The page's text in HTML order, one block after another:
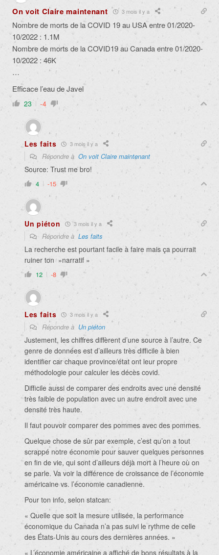
On voit Claire maintenant 3 mois il y a
Nombre de morts de la COVID 19 au USA entre 01/2020-
10/2022 : 1.1M
Nombre de morts de la COVID19 au Canada entre 01/2020-
10/2022 : 46K
…
Efficace l’eau de Javel
23 -4
Les faits 3 mois il y a
Répondre à On voit Claire maintenant
Source: Trust me bro!
4 -15
Un piéton 3 mois il y a
Répondre à Les faits
La recherche est pourtant facile à faire mais ça pourrait
ruiner ton »narratif »
12 -8
Les faits 3 mois il y a
Répondre à Un piéton
Justement, les chiffres diffèrent d’une source à l’autre. Ce
genre de données est d’ailleurs très difficile à bien
identifier car chaque province/état ont leur propre
méthodologie pour calculer les décès covid.
Difficile aussi de comparer des endroits avec une densité
très faible de population avec un autre endroit avec une
densité très haute.
Il faut pouvoir comparer des pommes avec des pommes.
Quelque chose de sûr par exemple, c’est qu’on a tout
scrappé notre économie pour sauver quelques personnes
en fin de vie, qui sont d’ailleurs déjà mort à l’heure où on
se parle. Va voir la différence de croissance de l’économie
américaine vs. l’économie canadienne.
Pour ton info, selon statcan:
« Quelle que soit la mesure utilisée, la performance
économique du Canada n’a pas suivi le rythme de celle
des États-Unis au cours des dernières années. »
« L’économie américaine a affiché de bons résultats à la